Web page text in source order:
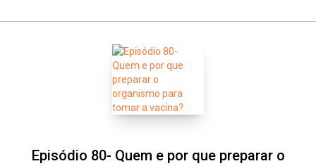
Episódio 80- Quem e por que preparar o